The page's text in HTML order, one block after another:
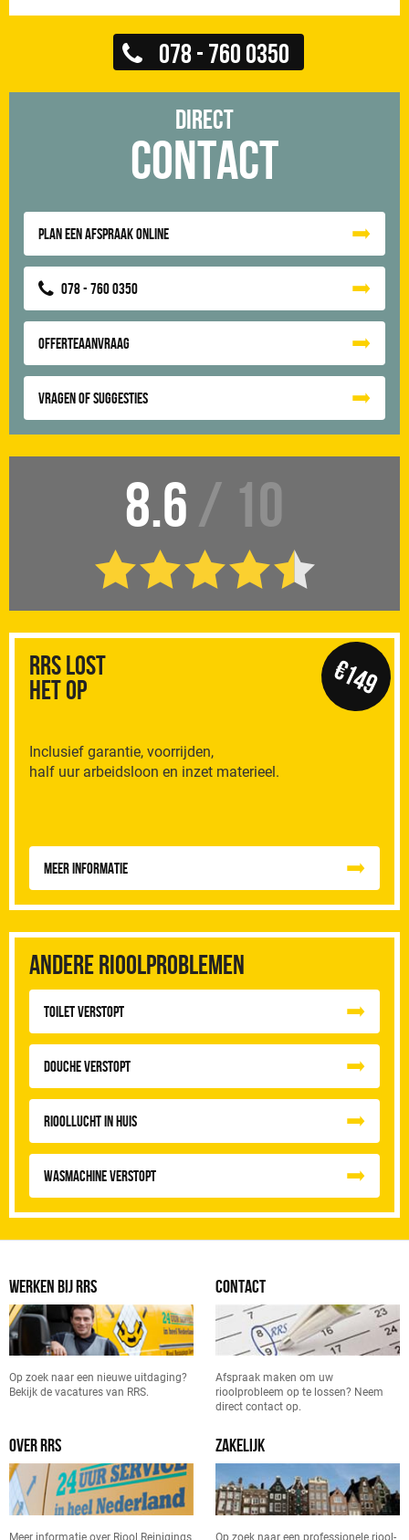
078 - 760 0350
Direct
Contact
Plan een afspraak online
078 - 760 0350
Offerteaanvraag
Vragen of suggesties
8.6 / 10
RRS Lost
het op
Inclusief garantie, voorrijden,
half uur arbeidsloon en inzet materieel.
€149
Meer informatie
Andere rioolproblemen
Toilet Verstopt
Douche Verstopt
Rioollucht in huis
Wasmachine verstopt
WERKEN BIJ RRS
Op zoek naar een nieuwe uitdaging?
Bekijk de vacatures van RRS.
CONTACT
Afspraak maken om uw
rioolprobleem op te lossen? Neem
direct contact op.
OVER RRS
Meer informatie over Riool Reinigings
ZAKELIJK
Op zoek naar een professionele riool-